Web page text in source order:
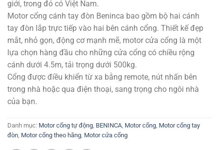
giới, trong đó có Việt Nam.
Motor cổng cánh tay đòn Beninca bao gồm bộ hai cánh
tay đòn lắp trực tiếp vào hai bên cánh cổng. Thiết kế đẹp
mắt, nhỏ gọn, động cơ mạnh mẽ, motor cửa cổng là một
lựa chọn hàng đầu cho những cửa cổng có chiều rộng
cánh dưới 4.5m, tải trọng dưới 500kg.
Cổng được điều khiển từ xa bằng remote, nút nhấn bên
trong nhà hoặc qua điện thoại, sang trọng cho ngôi nhà
của bạn.
Danh mục: Motor cổng tự động, BENINCA, Motor cổng, Motor cổng tay
đòn, Motor cổng theo hãng, Motor cửa cổng